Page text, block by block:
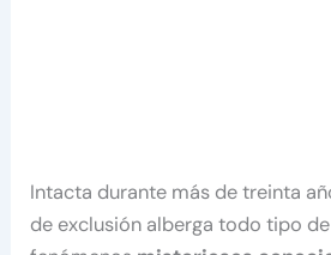
Intacta durante más de treinta
de exclusión alberga todo tipo